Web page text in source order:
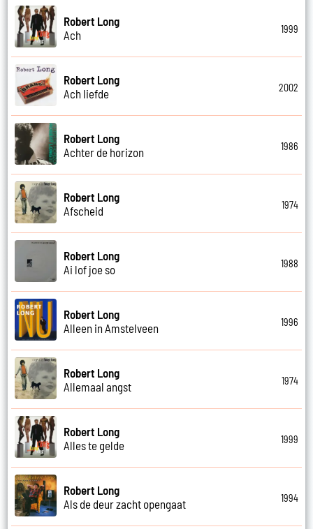
Robert Long
Ach
1999
Robert Long
Ach liefde
2002
Robert Long
Achter de horizon
1986
Robert Long
Afscheid
1974
Robert Long
Ai lof joe so
1988
Robert Long
Alleen in Amstelveen
1996
Robert Long
Allemaal angst
1974
Robert Long
Alles te gelde
1999
Robert Long
Als de deur zacht opengaat
1994